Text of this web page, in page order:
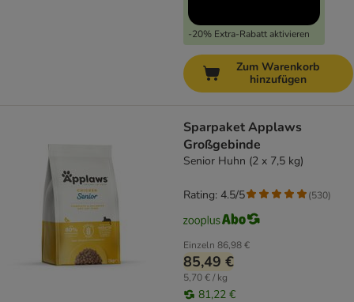
-20% Extra-Rabatt aktivieren
Zum Warenkorb
hinzufügen
Sparpaket Applaws
Großgebinde
Senior Huhn (2 x 7,5 kg)
Einzeln 86,98 €
85,49 €
5,70 € / kg
81,22 €
Rating: 4.5/5 (530)